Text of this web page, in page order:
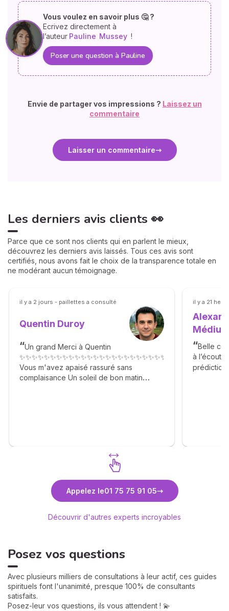
Vous voulez en savoir plus 🤔 ?
Ecrivez directement à
l’auteur Pauline Mussey !
Poser une question à Pauline
Envie de partager vos impressions ? Laissez un
commentaire
Laisser un commentaire
Les derniers avis clients 👀
Parce que ce sont nos clients qui en parlent le mieux,
découvrez les derniers avis laissés. Tous ces avis sont
certifiés, nous avons fait le choix de la transparence totale en
ne modérant aucun témoignage.
il y a 2 jours - paillettes a consulté
Quentin Duroy
Un grand Merci à Quentin
✨✨✨✨✨✨✨✨✨✨✨✨✨✨✨✨✨✨✨✨✨✨✨✨✨✨✨✨✨✨✨✨✨✨
Vous m'avez apaisé rassuré sans
complaisance Un soleil de bon matin
Découvrez Quentin Duroy
il y a 21
Belle
à
Appelez le01 75 75 91 05
Découvrir d'autres experts incroyables
Posez vos questions
Avec plusieurs milliers de consultations à leur actif, ces guides
spirituels font l'unanimité, presque 100% de consultants
satisfaits.
Posez-leur vos questions, ils vous attendent ! 💫